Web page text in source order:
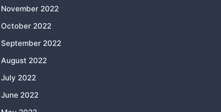
November 2022
October 2022
September 2022
August 2022
July 2022
June 2022